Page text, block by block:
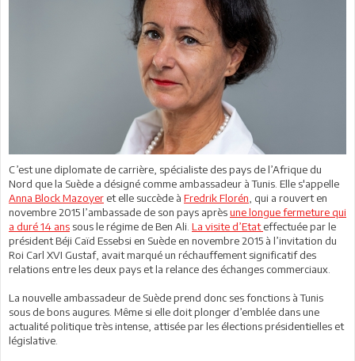
C’est une diplomate de carrière, spécialiste des pays de l’Afrique du
Nord que la Suède a désigné comme ambassadeur à Tunis. Elle s'appelle
Anna Block Mazoyer et elle succède à Fredrik Florén , qui a rouvert en
novembre 2015 l’ambassade de son pays aprèsune longue fermeture qui
a duré 14 ans sous le régime de Ben Ali. La visite d’Etateffectuée par le
président Béji Caïd Essebsi en Suède en novembre 2015 à l’invitation du
Roi Carl XVI Gustaf, avait marqué un réchauffement significatif des
relations entre les deux pays et la relance des échanges commerciaux.
La nouvelle ambassadeur de Suède prend donc ses fonctions à Tunis
sous de bons augures. Même si elle doit plonger d’emblée dans une
actualité politique très intense, attisée par les élections présidentielles et
législative.